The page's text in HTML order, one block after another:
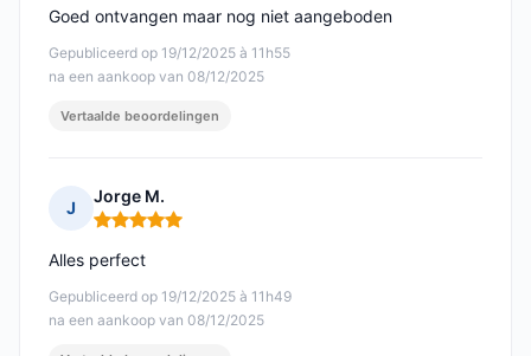
Gepubliceerd op 19/12/2025 à 11h55
na een aankoop van 08/12/2025
Goed ontvangen maar nog niet aangeboden
Vertaalde beoordelingen
J
Jorge M.
Opmerking: 5 van 5
Gepubliceerd op 19/12/2025 à 11h49
na een aankoop van 08/12/2025
Alles perfect